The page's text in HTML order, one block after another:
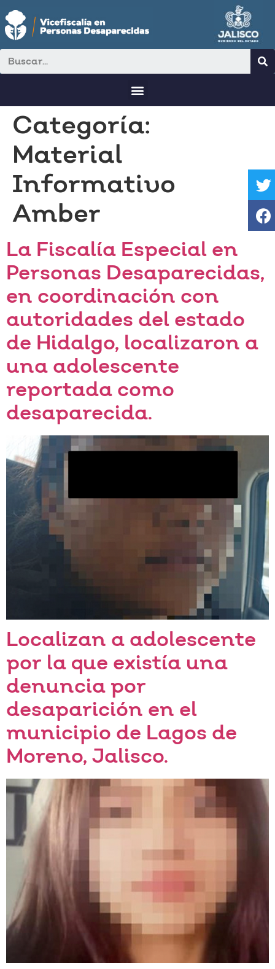
Categoría:
Material
Informativo
Amber
La Fiscalía Especial en
Personas Desaparecidas,
en coordinación con
autoridades del estado
de Hidalgo, localizaron a
una adolescente
reportada como
desaparecida.
Localizan a adolescente
por la que existía una
denuncia por
desaparición en el
municipio de Lagos de
Moreno, Jalisco.